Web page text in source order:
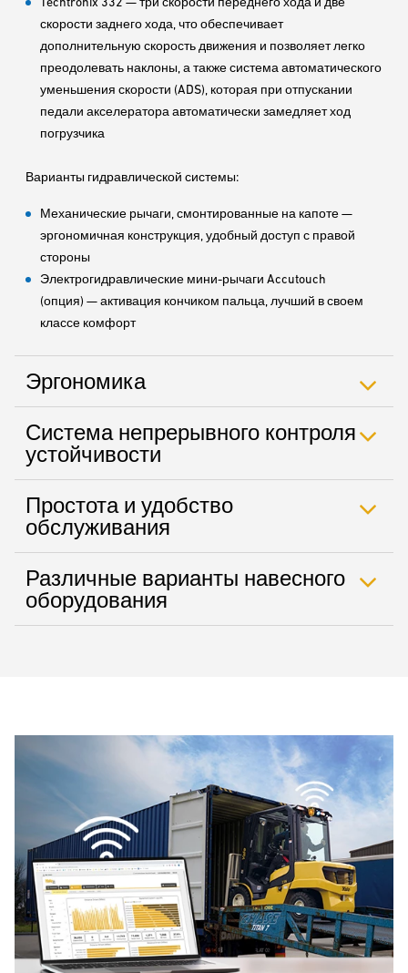
скорости заднего хода, что обеспечивает
дополнительную скорость движения и позволяет легко
преодолевать наклоны, а также система автоматического
уменьшения скорости (ADS), которая при отпускании
педали акселератора автоматически замедляет ход
погрузчика
Варианты гидравлической системы:
Механические рычаги, смонтированные на капоте —
эргономичная конструкция, удобный доступ с правой
стороны
Электрогидравлические мини-рычаги Accutouch
(опция) — активация кончиком пальца, лучший в своем
классе комфорт
Эргономика
Система непрерывного контроля
устойчивости
Простота и удобство
обслуживания
Различные варианты навесного
оборудования